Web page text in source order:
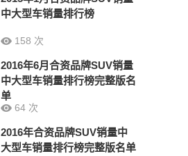
中大型车销量排行榜
158 次
2016年6月合资品牌SUV销量
中大型车销量排行榜完整版名
单
64 次
2016年合资品牌SUV销量中
大型车销量排行榜完整版名单